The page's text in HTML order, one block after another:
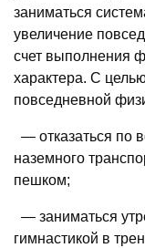
заниматься
увеличение
счет выполнения
характера. С
повседневной
— отказаться по
наземного
пешком;
— заниматься
гимнастикой в